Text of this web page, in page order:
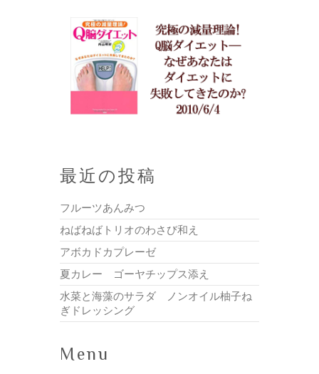
最近の投稿
フルーツあんみつ
ねばねばトリオのわさび和え
アボカドカプレーゼ
夏カレー ゴーヤチップス添え
水菜と海藻のサラダ ノンオイル柚子ね
ぎドレッシング
Menu